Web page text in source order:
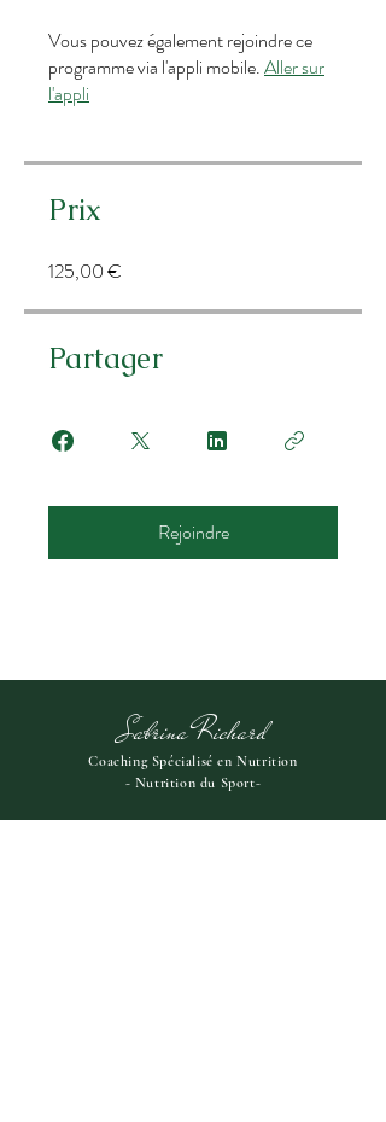
Vous pouvez également rejoindre ce
programme via l'appli mobile.Aller sur
l'appli
Prix
125,00 €
Partager
Rejoindre
Sabrina Richard
Coaching Spécialisé en Nutrition
- Nutrition du Sport-